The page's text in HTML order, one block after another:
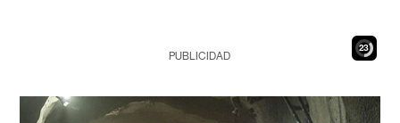
21
PUBLICIDAD